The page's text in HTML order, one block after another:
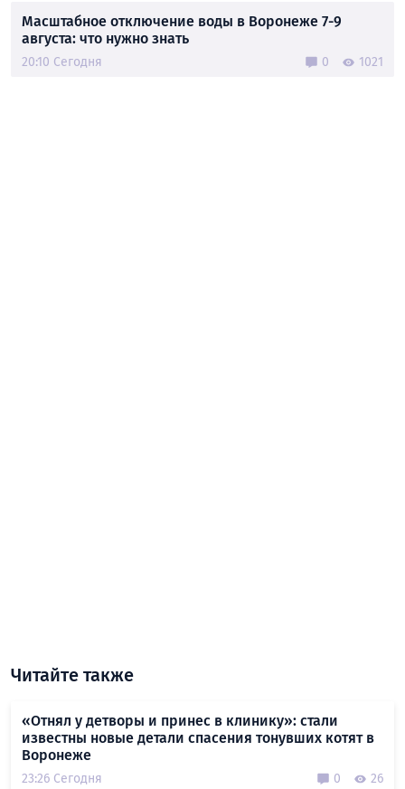
Масштабное отключение воды в Воронеже 7-9
августа: что нужно знать
20:10 Сегодня 0 1021
Читайте также
«Отнял у детворы и принес в клинику»: стали
известны новые детали спасения тонувших котят в
Воронеже
23:26 Сегодня 0 26